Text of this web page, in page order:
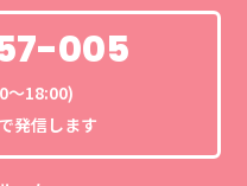
005
〜18:00)
発信します